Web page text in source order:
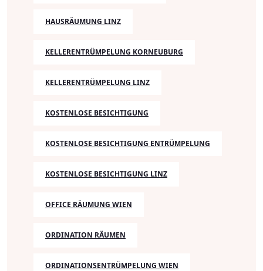
HAUSRÄUMUNG LINZ
KELLERENTRÜMPELUNG KORNEUBURG
KELLERENTRÜMPELUNG LINZ
KOSTENLOSE BESICHTIGUNG
KOSTENLOSE BESICHTIGUNG ENTRÜMPELUNG
KOSTENLOSE BESICHTIGUNG LINZ
OFFICE RÄUMUNG WIEN
ORDINATION RÄUMEN
ORDINATIONSENTRÜMPELUNG WIEN